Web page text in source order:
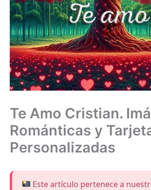
Te Amo Cristian.
Románticas y
Personalizadas
Este artículo pertenece a